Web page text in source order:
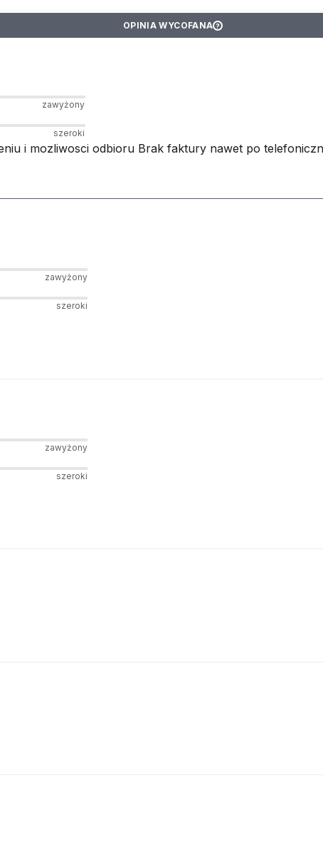
OPINIA WYCOFANA ?
zawyżony
szeroki
i mozliwosci odbioru Brak faktury nawet po
zawyżony
szeroki
zawyżony
szeroki